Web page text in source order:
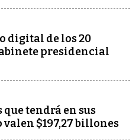
digital de los 20
presidencial
que tendrá en sus
valen $197,27 billones